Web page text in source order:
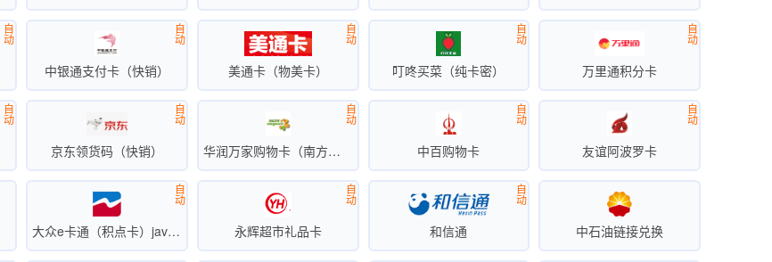
自
动
中银通支付卡（快销）
自
动
美通卡（物美卡）
自
动
叮咚买菜（纯卡密）
自
动
万里通积分卡
自
动
自
动
京东领货码（快销）
自
动
华润万家购物卡（南方区）
自
动
中百购物卡
自
动
友谊阿波罗卡
自
动
大众e卡通（积点卡）javascript:;
自
动
永辉超市礼品卡
自
动
和信通
自
动
中石油链接兑换